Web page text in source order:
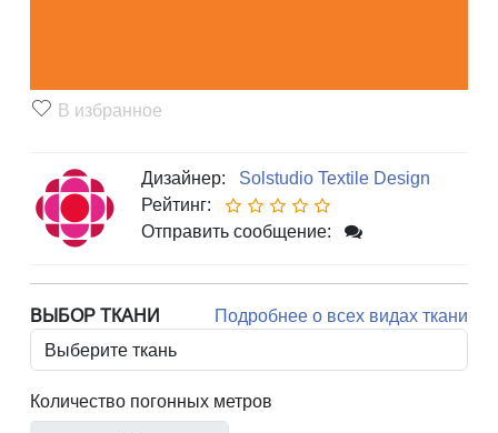
В избранное
Дизайнер:
Solstudio Textile Design
Рейтинг:
Отправить сообщение:
ВЫБОР ТКАНИ Подробнее о всех видах ткани
Количество погонных метров